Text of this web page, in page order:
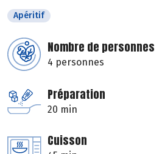
Apéritif
Nombre de personnes
4 personnes
Préparation
20 min
Cuisson